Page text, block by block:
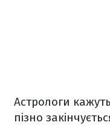
Астрологи
пізно